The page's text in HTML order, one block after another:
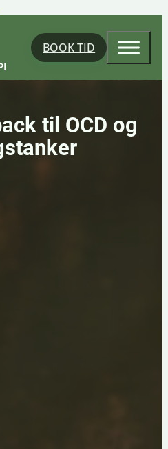
BOOK TID
til OCD og